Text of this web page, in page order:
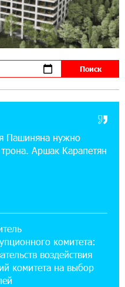
тему Геноцида
то что для него
в мобильном
на Seaside Startup
инновационное
Khachaturian Rooftop
Пашиняна нужно
трона. Аршак Карапетян
комитета:
воздействия
комитета на выбор